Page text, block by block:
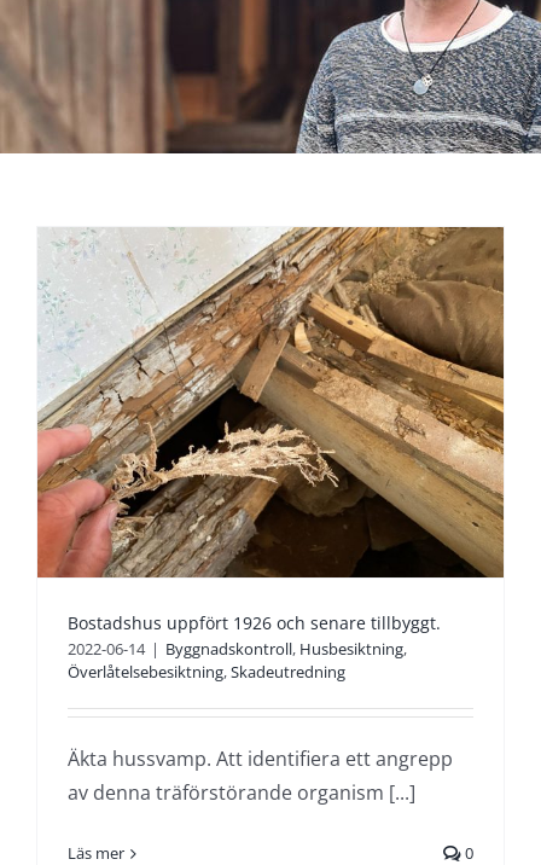
Bostadshus uppfört 1926 och senare tillbyggt.
2022-06-14 | Byggnadskontroll, Husbesiktning,
Överlåtelsebesiktning,Skadeutredning
Äkta hussvamp. Att identifiera ett angrepp
av denna träförstörande organism [...]
Läs mer 0